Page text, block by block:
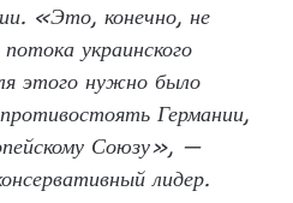
«Это, конечно, не
украинского
этого нужно было
Германии,
Союзу», —
лидер.